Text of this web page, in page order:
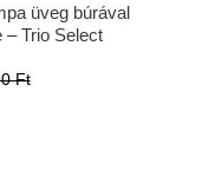
üveg búrával
– Trio Select
Ft